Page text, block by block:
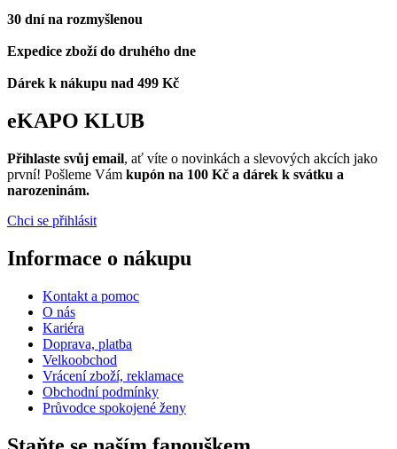
30 dní na rozmyšlenou
Expedice zboží do druhého dne
Dárek k nákupu nad 499 Kč
eKAPO KLUB
Přihlaste svůj email, ať víte o novinkách a slevových akcích jako
první! Pošleme Vám kupón na 100 Kč a dárek k svátku a
narozeninám.
Chci se přihlásit
Informace o nákupu
Kontakt a pomoc
O nás
Kariéra
Doprava, platba
Velkoobchod
Vrácení zboží, reklamace
Obchodní podmínky
Průvodce spokojené ženy